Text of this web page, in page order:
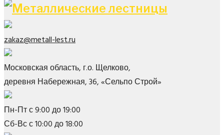
zakaz@metall-lest.ru
Московская область, г.о. Щелково,
деревня Набережная, 36, «Сельпо Строй»
Пн-Пт с 9:00 до 19:00
Сб-Вс с 10:00 до 18:00